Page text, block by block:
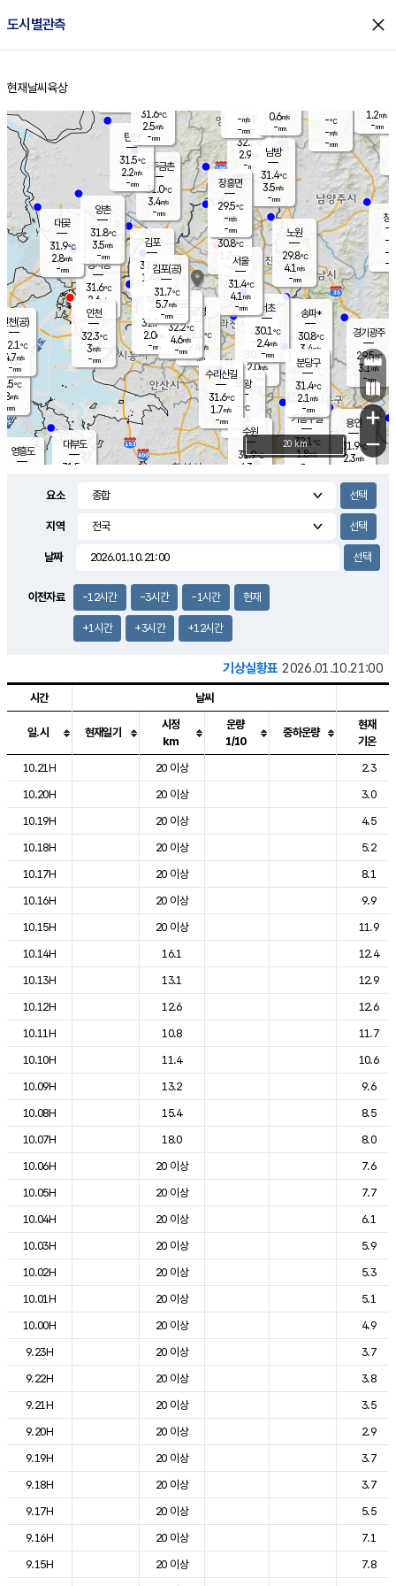
도시별관측 close
홈
현재날씨 육상
의도
℃
m/s
mm
영흥도
양주
32.7℃
2.9
-mm
과천
30.7℃
2.0m/s
- mm
용인
31.9℃
2.3m/s
경기광주
29.5℃
3.1m/s
-mm
3.6m/s
대부도
31.5
경서동
31.6℃
2.6 m/s
-mm
파주금촌
31.0℃
3.4m/s
-mm
-℃
-m/s
-mm
대곶
31.9℃
2.8m/s
-mm
창
-
-m/
-
탄현
31.5℃
2.2m/s
-mm
1.2m/s
-mm
의왕
- ℃
m/s
mm
김포
32.2℃
1.4 m/s
mm
광명
32.1
℃
2.4 m/s
-mm
부천
31.7℃
2.0m/s
-mm
양촌
31.8℃
3.5m/s
-mm
구로
32.2℃
4.6m/s
-mm
은평
30.8℃
1.7 m/s
- mm
노원
29.8℃
4.1 m/s
-mm
송파*
30.8℃
3.4m/s
-mm
서초
30.1℃
2.4m/s
-mm
남방
31.4℃
3.5m/s
-mm
기흥구갈
32.1℃
1.8m/s
-
수리산길
31.6℃
1.7m/s
-mm
분당구
31.4℃
2.1 m/s
-mm
장흥면
29.5℃
-m/s
-mm
-m/s
-mm
인천(공)
32.1℃
4.7m/s
-mm
김포(공)
31.7℃
5.7m/s
-mm
수원
31.9℃
4.3 m/s
인천
32.3℃
3m/s
-mm
서울
31.4℃
4.1 m/s
-mm
31.6℃
2.5m/s
-mm
0.6m/s
-mm
+
−
20 km
요소
지역
날짜
이전자료 -12시간 -3시간 -1시간 현재
+1시간 +3시간 +12시간
기상실황표 2026.01.10.21:00
도시별 기상실황표로 지점, 날씨, 기온, 강수, 바람, 기압등을 안내한 표입
시간 날씨
일.시 현재일기
시정
km
운량
1/10
중하운량
현재
기온
10.21H
20 이상
2.3
10.20H
20 이상
3.0
10.19H
20 이상
4.5
10.18H
20 이상
5.2
10.17H
20 이상
8.1
10.16H
20 이상
9.9
10.15H
20 이상
11.9
10.14H
16.1
12.4
10.13H
13.1
12.9
10.12H
12.6
12.6
10.11H
10.8
11.7
10.10H
11.4
10.6
10.09H
13.2
9.6
10.08H
15.4
8.5
10.07H
18.0
8.0
10.06H
20 이상
7.6
10.05H
20 이상
7.7
10.04H
20 이상
6.1
10.03H
20 이상
5.9
10.02H
20 이상
5.3
10.01H
20 이상
5.1
10.00H
20 이상
4.9
9.23H
20 이상
3.7
9.22H
20 이상
3.8
9.21H
20 이상
3.5
9.20H
20 이상
2.9
9.19H
20 이상
3.7
9.18H
20 이상
3.7
9.17H
20 이상
5.5
9.16H
20 이상
7.1
9.15H
20 이상
7.8